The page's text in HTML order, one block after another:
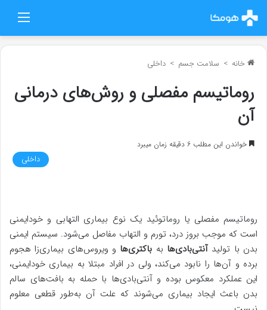
خانه > سلامت جسم > داخلی
روماتیسم مفصلی و روش‌های درمانی
آن
خواندن این مطلب 6 دقیقه زمان میبرد
داخلی
روماتیسم مفصلی یا روماتوئید یک نوع بیماری التهابی و خودایمنی
است که موجب بروز درد، تورم و التهاب مفاصل می‌شود. سیستم ایمنی
بدن با تولیدآنتی‌بادی‌ها به باکتری‌ها و ویروس‌های بیماری‌زا هجوم
برده و آن‌ها را نابود می‌کند، ولی در افراد مبتلا به بیماری خودایمنی،
این عملکرد معکوس بوده و آنتی‌بادی‌ها با حمله به بافت‌های سالم
بدن باعث ایجاد بیماری می‌شوند که علت آن به‌طور قطعی معلوم